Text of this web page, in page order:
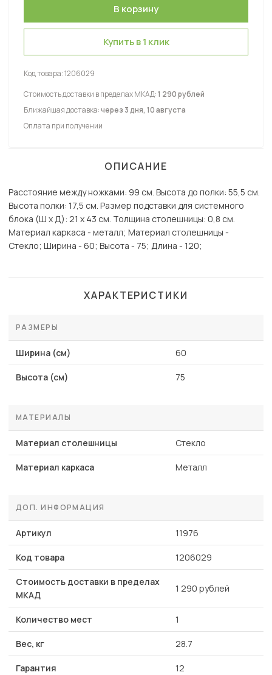
Купить в 1 клик
Код товара:1206029
Стоимость доставки в пределах МКАД:1 290 рублей
Ближайшая доставка:через 3 дня, 10 августа
Оплата при получении
ОПИСАНИЕ
Расстояние между ножками: 99 см. Высота до полки: 55,5 см.
Высота полки: 17,5 см. Размер подставки для системного
блока (Ш х Д): 21 х 43 см. Толщина столешницы: 0,8 см.
Материал каркаса - металл; Материал столешницы -
Стекло; Ширина - 60; Высота - 75; Длина - 120;
ХАРАКТЕРИСТИКИ
РАЗМЕРЫ
Ширина (см) 60
Высота (см) 75
МАТЕРИАЛЫ
Материал столешницы Стекло
Материал каркаса Металл
ДОП. ИНФОРМАЦИЯ
Артикул 11976
Код товара 1206029
Стоимость доставки в пределах
МКАД
1 290 рублей
Количество мест 1
Вес, кг 28.7
Гарантия 12